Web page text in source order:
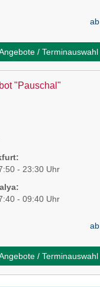
ab
/ Terminauswahl
"Pauschal"
- 23:30 Uhr
- 09:40 Uhr
ab
/ Terminauswahl